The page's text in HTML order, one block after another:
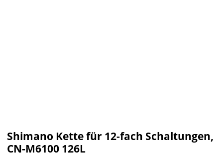
Shimano Kette für 12-fach Schaltungen,
CN-M6100 126L